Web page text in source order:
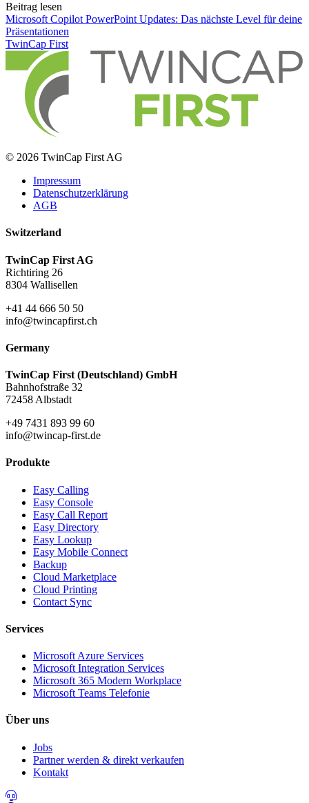
Beitrag lesen
Microsoft Copilot PowerPoint Updates: Das nächste Level für deine
Präsentationen
TwinCap First
© 2026 TwinCap First AG
Impressum
Datenschutzerklärung
AGB
Switzerland
TwinCap First AG
Richtiring 26
8304 Wallisellen
+41 44 666 50 50
info@twincapfirst.ch
Germany
TwinCap First (Deutschland) GmbH
Bahnhofstraße 32
72458 Albstadt
+49 7431 893 99 60
info@twincap-first.de
Produkte
Easy Calling
Easy Console
Easy Call Report
Easy Directory
Easy Lookup
Easy Mobile Connect
Backup
Cloud Marketplace
Cloud Printing
Contact Sync
Services
Microsoft Azure Services
Microsoft Integration Services
Microsoft 365 Modern Workplace
Microsoft Teams Telefonie
Über uns
Jobs
Partner werden & direkt verkaufen
Kontakt